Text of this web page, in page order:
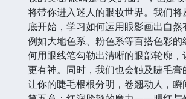
将带你进入迷人的眼妆世界。我们
底开始，学习如何运用眼影画出自然
例如大地色系、粉色系等百搭色彩的
何用眼线笔勾勒出清晰的眼部轮廓，
更有神。同时，我们也会触及睫毛膏
让你的睫毛根根分明，卷翘动人，瞬